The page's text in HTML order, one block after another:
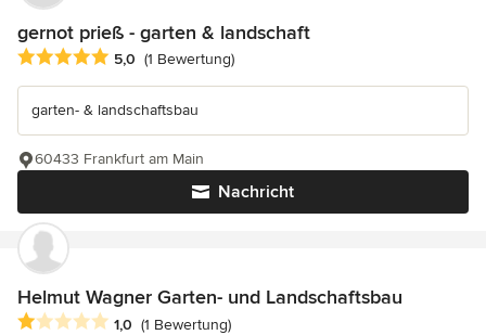
gernot prieß - garten & landschaft
Durchschnittliche Bewertung: 5 von 5 Sternen
5,0 (1 Bewertung)
garten- & landschaftsbau
Nachricht
60433 Frankfurt am Main
Helmut Wagner Garten- und Landschaftsbau
Durchschnittliche Bewertung: 1 von 5 Sternen
1,0 (1 Bewertung)